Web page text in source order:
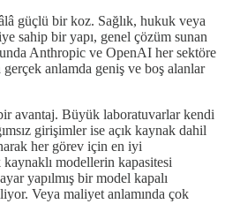
güçlü bir koz. Sağlık, hukuk veya
sahip bir yapı, genel çözüm sunan
Anthropic ve OpenAI her sektöre
anlamda geniş ve boş alanlar
avantaj. Büyük laboratuvarlar kendi
girişimler ise açık kaynak dahil
her görev için en iyi
modellerin kapasitesi
yapılmış bir model kapalı
Veya maliyet anlamında çok